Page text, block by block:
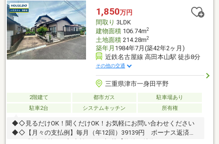
1,850万円
間取り 3LDK
建物面積106.74m2
土地面積214.28m2
築年月 1984年7月(築42年2ヶ月)
近鉄名古屋線 高田本山駅 徒歩8分
その他の交通
三重県津市一身田平野
2階建て 都市ガス
駐車場あり
駐車2台
システムキッチン 所有権
◆◇見るだけOK！聞くだけOK！お気軽にお問い合わせください
◆◇【月々の支払例】毎月（年12回）39139円 ボーナス返済約5